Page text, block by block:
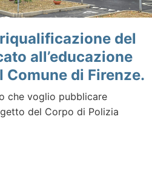
del
all’educazione
Comune di Firenze.
che voglio pubblicare
del Corpo di Polizia